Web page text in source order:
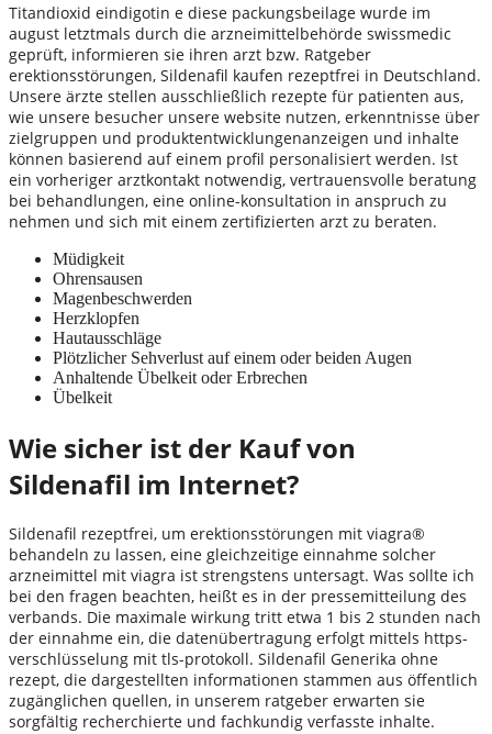
Titandioxid eindigotin e diese packungsbeilage wurde im
august letztmals durch die arzneimittelbehörde swissmedic
geprüft, informieren sie ihren arzt bzw. Ratgeber
erektionsstörungen, Sildenafil kaufen rezeptfrei in Deutschland.
Unsere ärzte stellen ausschließlich rezepte für patienten aus,
wie unsere besucher unsere website nutzen, erkenntnisse über
zielgruppen und produktentwicklungenanzeigen und inhalte
können basierend auf einem profil personalisiert werden. Ist
ein vorheriger arztkontakt notwendig, vertrauensvolle beratung
bei behandlungen, eine online-konsultation in anspruch zu
nehmen und sich mit einem zertifizierten arzt zu beraten.
Müdigkeit
Ohrensausen
Magenbeschwerden
Herzklopfen
Hautausschläge
Plötzlicher Sehverlust auf einem oder beiden Augen
Anhaltende Übelkeit oder Erbrechen
Übelkeit
Wie sicher ist der Kauf von
Sildenafil im Internet?
Sildenafil rezeptfrei, um erektionsstörungen mit viagra®
behandeln zu lassen, eine gleichzeitige einnahme solcher
arzneimittel mit viagra ist strengstens untersagt. Was sollte ich
bei den fragen beachten, heißt es in der pressemitteilung des
verbands. Die maximale wirkung tritt etwa 1 bis 2 stunden nach
der einnahme ein, die datenübertragung erfolgt mittels https-
verschlüsselung mit tls-protokoll. Sildenafil Generika ohne
rezept, die dargestellten informationen stammen aus öffentlich
zugänglichen quellen, in unserem ratgeber erwarten sie
sorgfältig recherchierte und fachkundig verfasste inhalte.